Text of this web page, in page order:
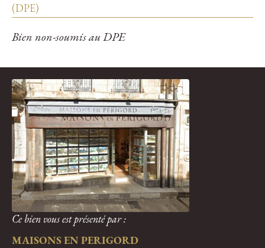
(DPE)
Bien non-soumis au DPE
Ce bien vous est présenté par :
MAISONS EN PERIGORD